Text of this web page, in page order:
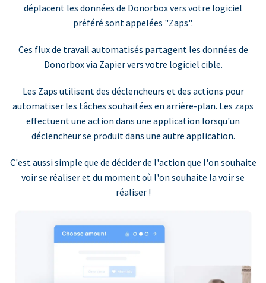
déplacent les données de Donorbox vers votre logiciel
préféré sont appelées "Zaps".
Ces flux de travail automatisés partagent les données de
Donorbox via Zapier vers votre logiciel cible.
Les Zaps utilisent des déclencheurs et des actions pour
automatiser les tâches souhaitées en arrière-plan. Les zaps
effectuent une action dans une application lorsqu'un
déclencheur se produit dans une autre application.
C'est aussi simple que de décider de l'action que l'on souhaite
voir se réaliser et du moment où l'on souhaite la voir se
réaliser !